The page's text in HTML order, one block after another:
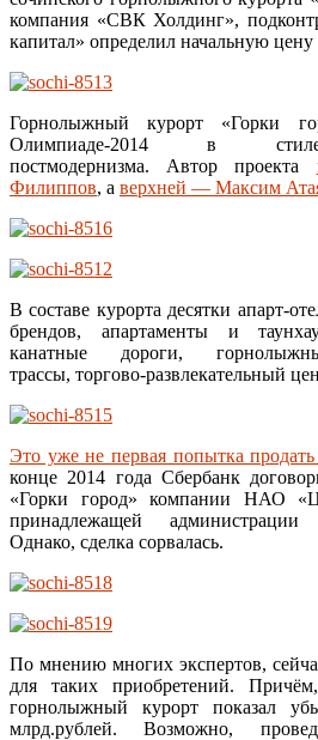
компания «СВК Холдинг»,
капитал» определил начальную
Горнолыжный курорт «Горки
Олимпиаде-2014 в стиле
постмодернизма. Автор проекта
Филиппов, а верхней — Максим
В составе курорта десятки апарт-
брендов, апартаменты и
канатные дороги,
трассы, торгово-развлекательный
Это уже не первая попытка
конце 2014 года Сбербанк
«Горки город» компании НАО
принадлежащей администрации
Однако, сделка сорвалась.
По мнению многих экспертов,
для таких приобретений.
горнолыжный курорт показал
млрд.рублей. Возможно,